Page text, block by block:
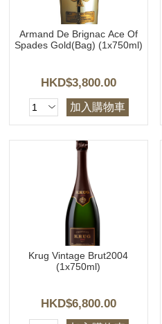
Armand De Brignac Ace Of
Spades Gold(Bag) (1x750ml)
HKD$3,800.00
加入購物車
Krug Vintage Brut2004
(1x750ml)
HKD$6,800.00